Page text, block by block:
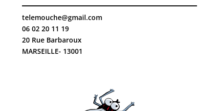
telemouche@gmail.com
06 02 20 11 19
20 Rue Barbaroux
MARSEILLE- 13001